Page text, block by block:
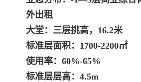
外出租
大堂：三层挑高，16.2米
标准层面积：1700-2200㎡
使用率：60%-65%
标准层层高：4.5m